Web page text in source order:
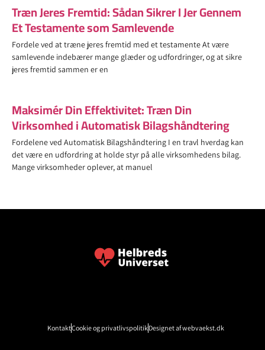
Træn Jeres Fremtid: Sådan Sikrer I Jer Gennem
Et Testamente som Samlevende
Fordele ved at træne jeres fremtid med et testamente At være
samlevende indebærer mange glæder og udfordringer, og at sikre
jeres fremtid sammen er en
Maksimér Din Effektivitet: Træn Din
Virksomhed i Automatisk Bilagshåndtering
Fordelene ved Automatisk Bilagshåndtering I en travl hverdag kan
det være en udfordring at holde styr på alle virksomhedens bilag.
Mange virksomheder oplever, at manuel
KontaktCookie og privatlivspolitikDesignet af webvaekst.dk